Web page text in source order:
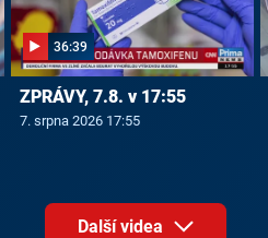
36:39
ZPRÁVY, 7.8. v 17:55
7. srpna 2026 17:55
Další videa